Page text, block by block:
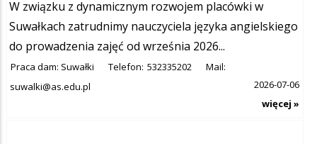
W związku z dynamicznym rozwojem placówki w
Suwałkach zatrudnimy nauczyciela języka angielskiego
do prowadzenia zajęć od września 2026...
Praca dam: Suwałki Telefon: 532335202
Mail:
suwalki@as.edu.pl
2026-07-06
więcej »